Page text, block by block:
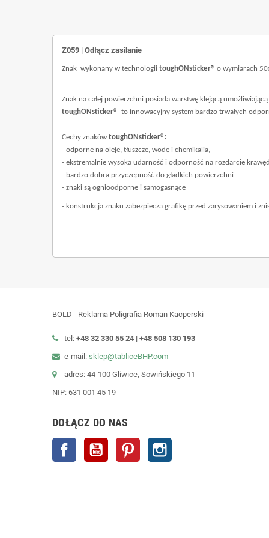
Z059 | Odłącz zasilanie
Znak wykonany w technologii toughONsticker® o wymiarach
Znak na całej powierzchni posiada warstwę klejącą
toughONsticker®
to innowacyjny system bardzo trwałych
Cechy znaków toughONsticker®:
- odporne na oleje, tłuszcze, wodę i chemikalia,
- ekstremalnie wysoka udarność i odporność na rozdarcie
- bardzo dobra przyczepność do gładkich powierzchni
- znaki są ognioodporne i samogasnące
- konstrukcja znaku zabezpiecza grafikę przed zarysowaniem i
BOLD - Reklama Poligrafia Roman Kacperski
tel: +48 32 330 55 24 | +48 508 130 193
e-mail: sklep@tabliceBHP.com
adres: 44-100 Gliwice, Sowińskiego 11
NIP: 631 001 45 19
DOŁĄCZ DO NAS
Facebook YouTube Pinterest